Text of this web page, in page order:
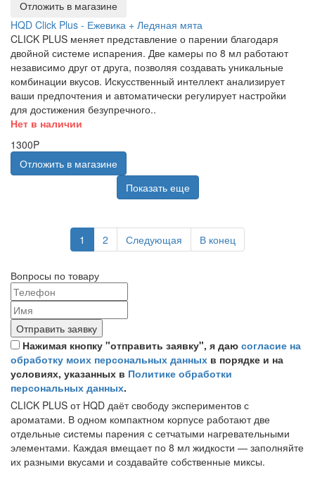
Отложить в магазине
HQD Click Plus - Ежевика + Ледяная мята
CLICK PLUS меняет представление о парении благодаря
двойной системе испарения. Две камеры по 8 мл работают
независимо друг от друга, позволяя создавать уникальные
комбинации вкусов. Искусственный интеллект анализирует
ваши предпочтения и автоматически регулирует настройки
для достижения безупречного..
Нет в наличии
1300P
Отложить в магазине
Показать еще
1 2 Следующая В конец
Вопросы по товару
Отправить заявку
Нажимая кнопку "отправить заявку", я даю согласие на
обработку моих персональных данных в порядке и на
условиях, указанных в Политике обработки
персональных данных.
CLICK PLUS от HQD даёт свободу экспериментов с
ароматами. В одном компактном корпусе работают две
отдельные системы парения с сетчатыми нагревательными
элементами. Каждая вмещает по 8 мл жидкости — заполняйте
их разными вкусами и создавайте собственные миксы.